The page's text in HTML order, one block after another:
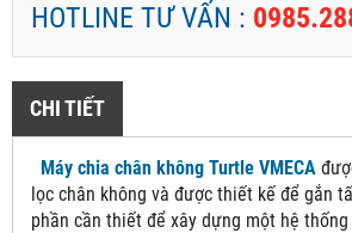
HOTLINE TƯ VẤN :
CHI TIẾT
Máy chia chân không Turtle VMECA
lọc chân không và được thiết kế để gắn
phần cần thiết để xây dựng một hệ